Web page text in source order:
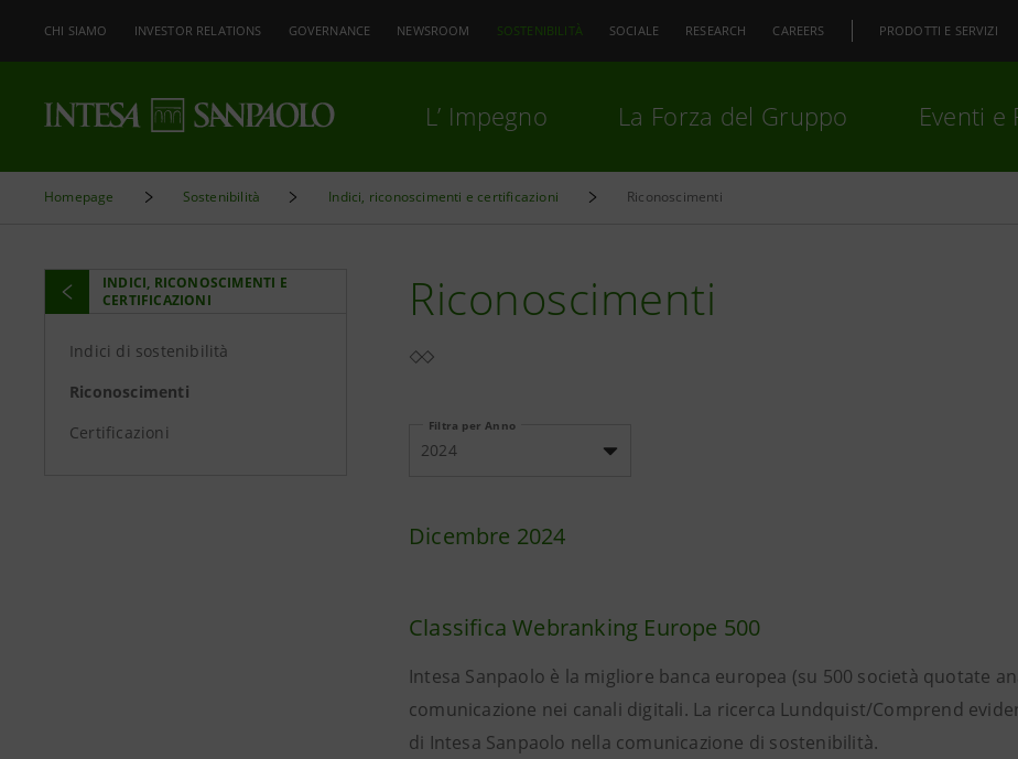
CHI SIAMO INVESTOR RELATIONS GOVERNANCE NEWSROOM SOSTENIBILITÀ SOCIALE RESEARCH CAREERS PRODOTTI E SERVIZI
L’ Impegno La Forza del Gruppo Eventi e
Homepage Sostenibilità Indici, riconoscimenti e certificazioni Riconoscimenti
INDICI, RICONOSCIMENTI E
CERTIFICAZIONI
Indici di sostenibilità
Riconoscimenti
Certificazioni
Riconoscimenti
Filtra per Anno
2024
Dicembre 2024
Classifica Webranking Europe 500
Intesa Sanpaolo è la migliore banca europea (su 500 società quotate
comunicazione nei canali digitali. La ricerca Lundquist/Comprend
di Intesa Sanpaolo nella comunicazione di sostenibilità.